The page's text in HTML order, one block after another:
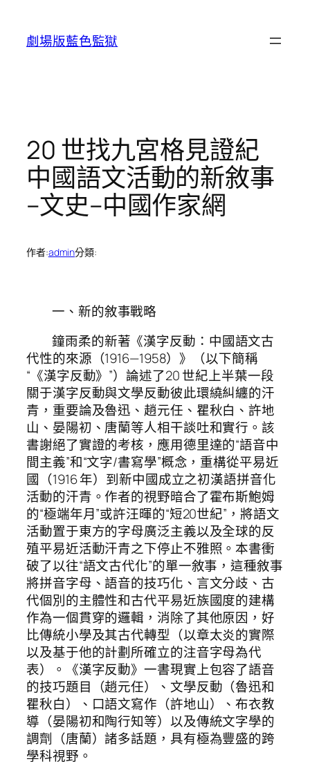
劇場版藍色監獄
20 世找九宮格見證紀
中國語文活動的新敘事
–文史–中國作家網
作者:admin分類:
一、新的敘事戰略
鐘雨柔的新著《漢字反動：中國語文古
代性的來源（1916—1958）》（以下簡稱
“《漢字反動》”）論述了20 世紀上半葉一段
關于漢字反動與文學反動彼此環繞糾纏的汗
青，重要論及魯迅、趙元任、瞿秋白、許地
山、晏陽初、唐蘭等人相干談吐和實行。該
書謝絕了實證的考核，應用德里達的“語音中
間主義”和“文字/書寫學”概念，重構從平易近
國（1916 年）到新中國成立之初漢語拼音化
活動的汗青。作者的視野暗合了霍布斯鮑姆
的“極端年月”或許汪暉的“短20世紀”，將語文
活動置于東方的字母廣泛主義以及全球的反
殖平易近活動汗青之下停止不雅照。本書衝
破了以往“語文古代化”的單一敘事，這種敘事
將拼音字母、語音的技巧化、言文分歧、古
代個別的主體性和古代平易近族國度的建構
作為一個貫穿的邏輯，消除了其他原因，好
比傳統小學及其古代轉型（以章太炎的實際
以及基于他的計劃所確立的注音字母為代
表）。《漢字反動》一書現實上包容了語音
的技巧題目（趙元任）、文學反動（魯迅和
瞿秋白）、口語文寫作（許地山）、布衣教
導（晏陽初和陶行知等）以及傳統文字學的
調劑（唐蘭）諸多話題，具有極為豐盛的跨
學科視野。